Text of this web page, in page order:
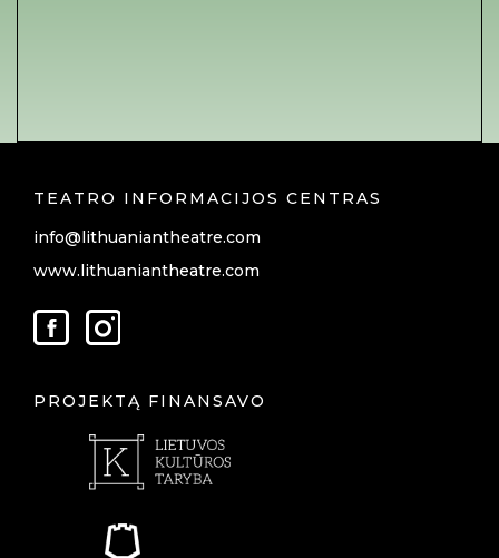
TEATRO INFORMACIJOS CENTRAS
info@lithuaniantheatre.com
www.lithuaniantheatre.com
PROJEKTĄ FINANSAVO